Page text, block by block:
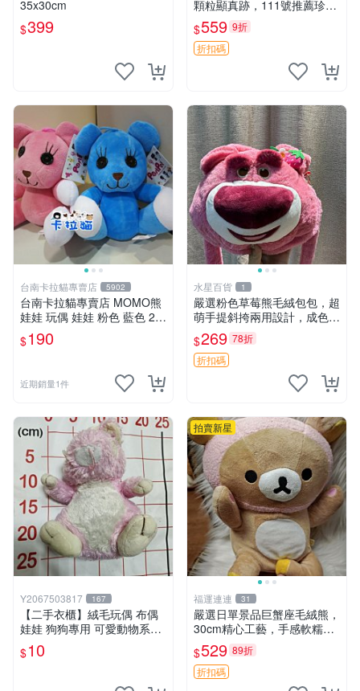
35x30cm
$399
顆粒顯真跡，111號推薦珍藏
品 馴鹿 舊款 尾巴顆粒
$559 9折
折扣碼
台南卡拉貓專賣店 5902
台南卡拉貓專賣店 MOMO熊
娃娃 玩偶 娃娃 粉色 藍色 2色
分售
$190
近期銷量1件
水星百貨 1
嚴選粉色草莓熊毛絨包包，超
萌手提斜挎兩用設計，成色上
佳容量大 粉紅草莓 毛絨包 超
大容量
$269 78折
折扣碼
Y2067503817 167
【二手衣櫃】絨毛玩偶 布偶
娃娃 狗狗專用 可愛動物系列
耐咬耐磨玩具 玩偶 粉紅熊寵
物玩具 1120929
$10
拍賣新星
福運連連 31
嚴選日單景品巨蟹座毛絨熊，
30cm精心工藝，手感軟糯推
薦收藏送人 巨蟹座 毛絨玩具
精緻做工
$529 89折
折扣碼